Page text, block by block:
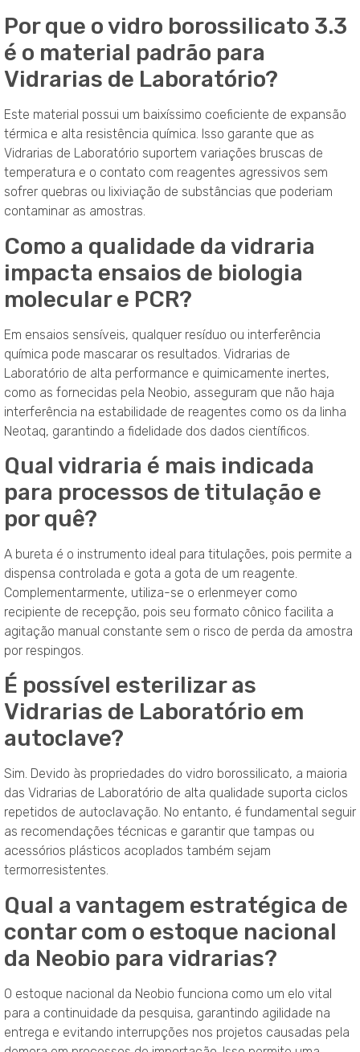
Por que o vidro borossilicato 3.3
é o material padrão para
Vidrarias de Laboratório?
Este material possui um baixíssimo coeficiente de expansão
térmica e alta resistência química. Isso garante que as
Vidrarias de Laboratório suportem variações bruscas de
temperatura e o contato com reagentes agressivos sem
sofrer quebras ou lixiviação de substâncias que poderiam
contaminar as amostras.
Como a qualidade da vidraria
impacta ensaios de biologia
molecular e PCR?
Em ensaios sensíveis, qualquer resíduo ou interferência
química pode mascarar os resultados. Vidrarias de
Laboratório de alta performance e quimicamente inertes,
como as fornecidas pela Neobio, asseguram que não haja
interferência na estabilidade de reagentes como os da linha
Neotaq, garantindo a fidelidade dos dados científicos.
Qual vidraria é mais indicada
para processos de titulação e
por quê?
A bureta é o instrumento ideal para titulações, pois permite a
dispensa controlada e gota a gota de um reagente.
Complementarmente, utiliza-se o erlenmeyer como
recipiente de recepção, pois seu formato cônico facilita a
agitação manual constante sem o risco de perda da amostra
por respingos.
É possível esterilizar as
Vidrarias de Laboratório em
autoclave?
Sim. Devido às propriedades do vidro borossilicato, a maioria
das Vidrarias de Laboratório de alta qualidade suporta ciclos
repetidos de autoclavação. No entanto, é fundamental seguir
as recomendações técnicas e garantir que tampas ou
acessórios plásticos acoplados também sejam
termorresistentes.
Qual a vantagem estratégica de
contar com o estoque nacional
da Neobio para vidrarias?
O estoque nacional da Neobio funciona como um elo vital
para a continuidade da pesquisa, garantindo agilidade na
entrega e evitando interrupções nos projetos causadas pela